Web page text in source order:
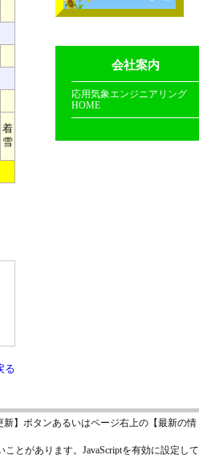
着
雪
る
会社案内
応用気象エンジニアリング
HOME
】ボタンあるいはページ右上の【最新の情
とがあります。JavaScriptを有効に設定して